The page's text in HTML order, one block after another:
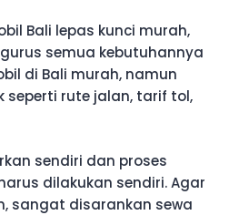
Bali lepas kunci murah,
semua kebutuhannya
di Bali murah, namun
seperti rute jalan, tarif tol,
sendiri dan proses
dilakukan sendiri. Agar
sangat disarankan sewa